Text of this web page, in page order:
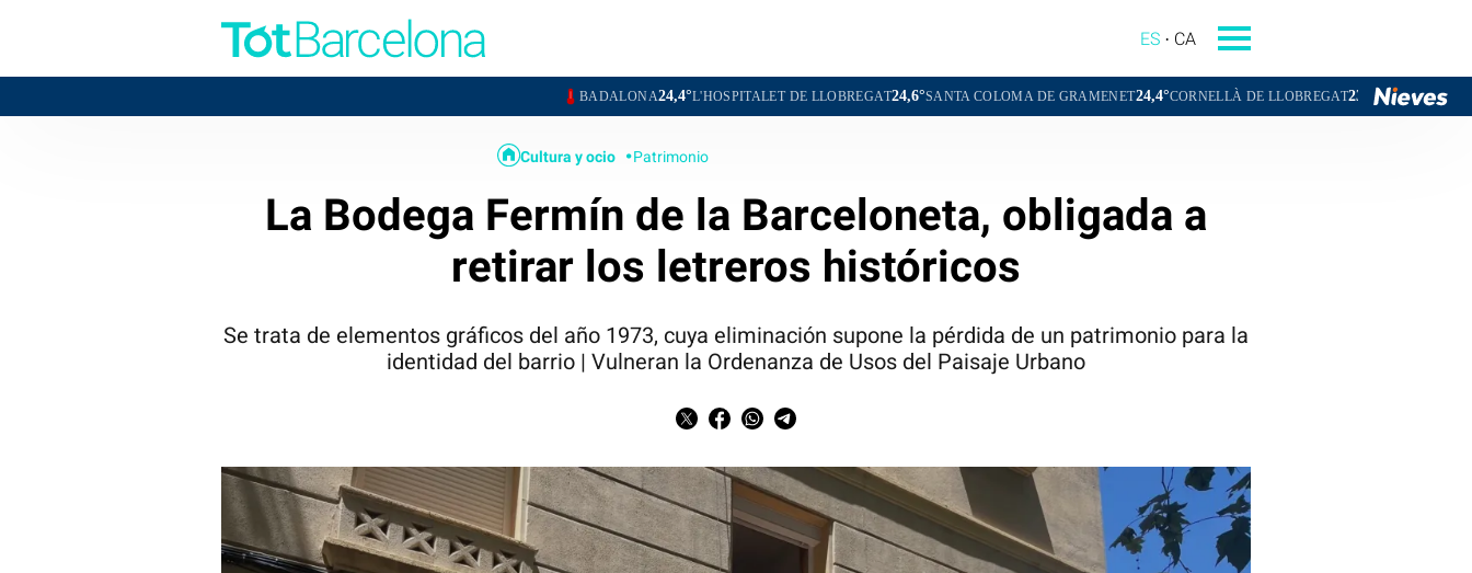
ES CA
24,4°L'HOSPITALET DE LLOBREGAT24,6°SANTA COLOMA DE GRAMENET 24,4°CORNELLÀ DE LLOBREGAT23,6°SANT BOI DE LLOBREGAT
Cultura y ocio Patrimonio
La Bodega Fermín de la Barceloneta, obligada a
retirar los letreros históricos
Se trata de elementos gráficos del año 1973, cuya eliminación supone la pérdida de un patrimonio para la
identidad del barrio | Vulneran la Ordenanza de Usos del Paisaje Urbano